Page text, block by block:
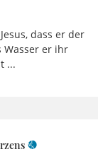
dass er der
Wasser er ihr
...